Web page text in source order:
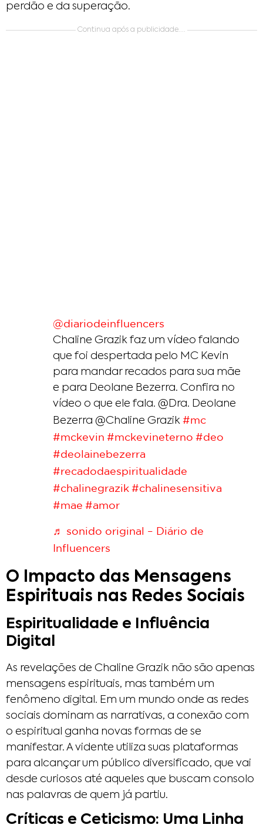
perdão e da superação.
Continua após a publicidade....
@diariodeinfluencers
Chaline Grazik faz um vídeo falando
que foi despertada pelo MC Kevin
para mandar recados para sua mãe
e para Deolane Bezerra. Confira no
vídeo o que ele fala. @Dra. Deolane
Bezerra @Chaline Grazik #mc
#mckevin #mckevineterno #deo
#deolainebezerra
#recadodaespiritualidade
#chalinegrazik #chalinesensitiva
#mae #amor
♬ sonido original – Diário de
Influencers
O Impacto das Mensagens
Espirituais nas Redes Sociais
Espiritualidade e Influência
Digital
As revelações de Chaline Grazik não são apenas
mensagens espirituais, mas também um
fenômeno digital. Em um mundo onde as redes
sociais dominam as narrativas, a conexão com
o espiritual ganha novas formas de se
manifestar. A vidente utiliza suas plataformas
para alcançar um público diversificado, que vai
desde curiosos até aqueles que buscam consolo
nas palavras de quem já partiu.
Críticas e Ceticismo: Uma Linha